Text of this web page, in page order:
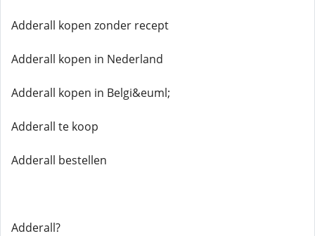
Adderall kopen zonder recept
Adderall kopen in Nederland
Adderall kopen in Belgi&euml;
Adderall te koop
Adderall bestellen
Adderall?